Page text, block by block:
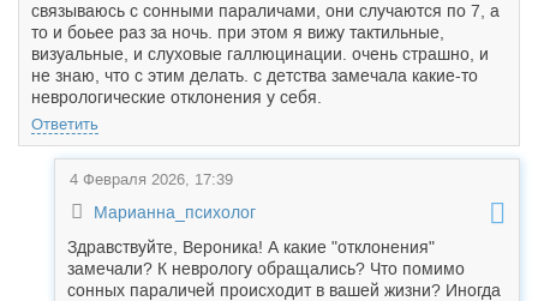
связываюсь с сонными параличами, они случаются по 7, а
то и боьее раз за ночь. при этом я вижу тактильные,
визуальные, и слуховые галлюцинации. очень страшно, и
не знаю, что с этим делать. с детства замечала какие-то
неврологические отклонения у себя.
Ответить
4 Февраля 2026, 17:39
Марианна_психолог
Здравствуйте, Вероника! А какие "отклонения"
замечали? К неврологу обращались? Что помимо
сонных параличей происходит в вашей жизни? Иногда